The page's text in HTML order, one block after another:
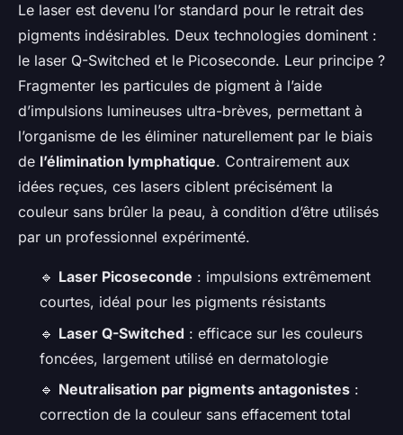
Le laser est devenu l’or standard pour le retrait des
pigments indésirables. Deux technologies dominent :
le laser Q-Switched et le Picoseconde. Leur principe ?
Fragmenter les particules de pigment à l’aide
d’impulsions lumineuses ultra-brèves, permettant à
l’organisme de les éliminer naturellement par le biais
de l’élimination lymphatique. Contrairement aux
idées reçues, ces lasers ciblent précisément la
couleur sans brûler la peau, à condition d’être utilisés
par un professionnel expérimenté.
🔹 Laser Picoseconde : impulsions extrêmement
courtes, idéal pour les pigments résistants
🔹 Laser Q-Switched : efficace sur les couleurs
foncées, largement utilisé en dermatologie
🔹 Neutralisation par pigments antagonistes :
correction de la couleur sans effacement total